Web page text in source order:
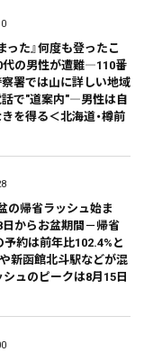
った』何度も登ったこ
代の男性が遭難―110番
署では山に詳しい地域
で"道案内"―男性は自
を得る＜北海道・樽前
の帰省ラッシュ始ま
日からお盆期間－帰省
約は前年比102.4%と
新函館北斗駅などが混
ュのピークは8月15日